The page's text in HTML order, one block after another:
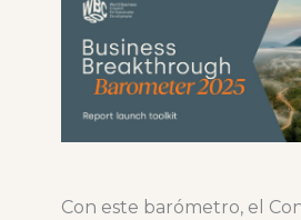
Con este barómetro, el